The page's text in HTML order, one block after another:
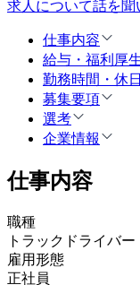
求人について話を聞
仕事内容
給与・福利厚
勤務時間・休日
募集要項
選考
企業情報
仕事内容
職種
トラックドライバー
雇用形態
正社員